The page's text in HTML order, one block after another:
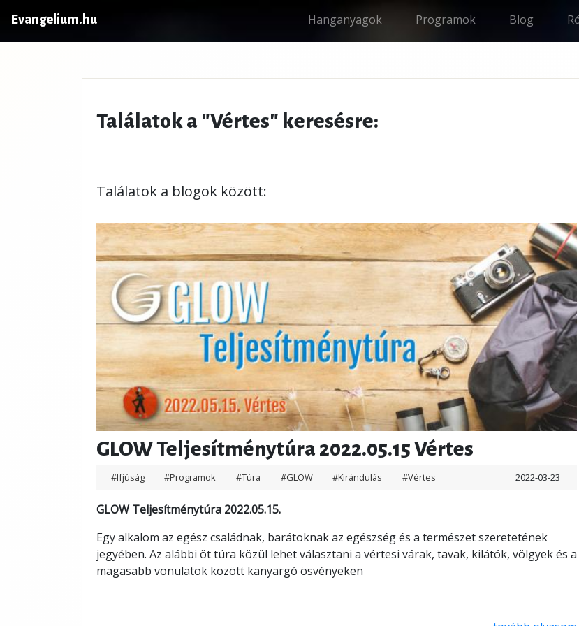
Evangelium.hu Hanganyagok Programok Blog
Találatok a "Vértes" keresésre:
Találatok a blogok között:
GLOW Teljesítménytúra 2022.05.15 Vértes
#Ifjúság #Programok #Túra #GLOW #Kirándulás #Vértes 2022-03-23
GLOW Teljesítménytúra 2022.05.15.
Egy alkalom az egész családnak, barátoknak az egészség és a természet szeretetének
jegyében. Az alábbi öt túra közül lehet választani a vértesi várak, tavak, kilátók, völgyek és a
magasabb vonulatok között kanyargó ösvényeken